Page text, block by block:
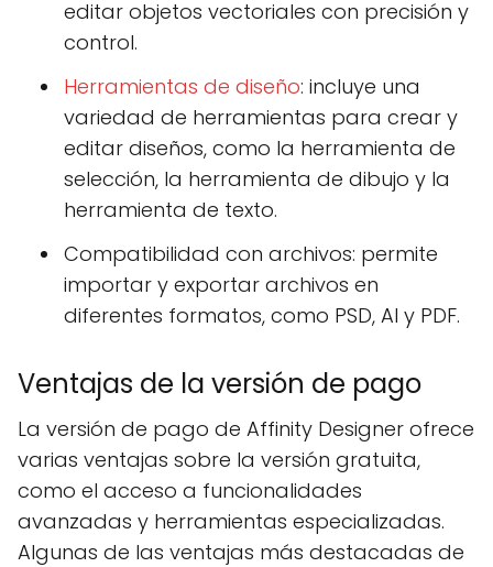
editar objetos vectoriales con precisión y
control.
Herramientas de diseño: incluye una
variedad de herramientas para crear y
editar diseños, como la herramienta de
selección, la herramienta de dibujo y la
herramienta de texto.
Compatibilidad con archivos: permite
importar y exportar archivos en
diferentes formatos, como PSD, AI y PDF.
Ventajas de la versión de pago
La versión de pago de Affinity Designer ofrece
varias ventajas sobre la versión gratuita,
como el acceso a funcionalidades
avanzadas y herramientas especializadas.
Algunas de las ventajas más destacadas de